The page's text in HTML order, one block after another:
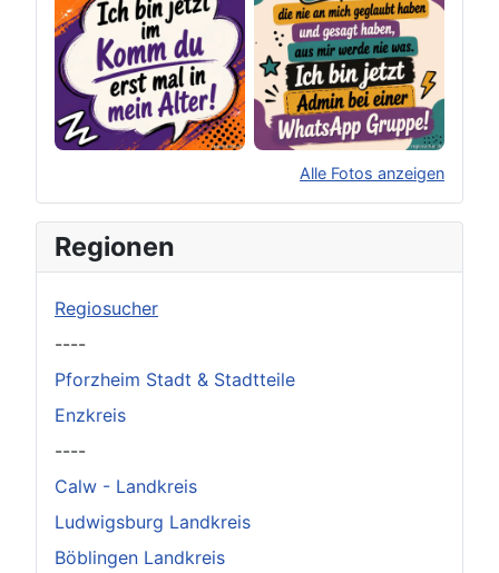
Alle Fotos anzeigen
Original herunterladen
Regionen
Regiosucher
----
Pforzheim Stadt & Stadtteile
Enzkreis
----
Calw - Landkreis
Ludwigsburg Landkreis
Böblingen Landkreis